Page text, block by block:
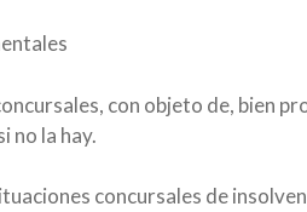
con objeto de, bien
no la hay.
concursales de